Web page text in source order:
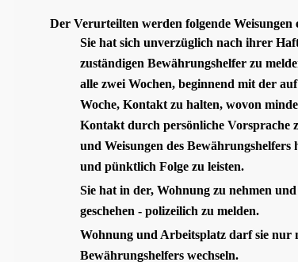
Der Verurteilten werden folgende Weisungen
Sie hat sich unverzüglich nach ihrer
zuständigen Bewährungshelfer zu
alle zwei Wochen, beginnend mit der
Woche, Kontakt zu halten, wo­von
Kontakt durch persönli­che Vorsprache
und Weisungen des
und pünktlich Folge zu leisten.
Sie hat in der, Woh­nung zu nehmen
geschehen - polizeilich zu melden.
Wohnung und Arbeitsplatz darf sie nur
Bewährungshelfers wechseln.